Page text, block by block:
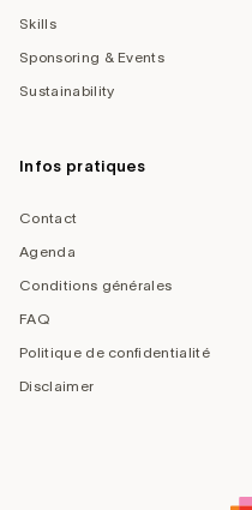
Skills
Sponsoring & Events
Sustainability
Infos pratiques
Contact
Agenda
Conditions générales
FAQ
Politique de confidentialité
Disclaimer